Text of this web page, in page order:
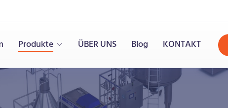
Produkte ÜBER UNS Blog KONTAKT